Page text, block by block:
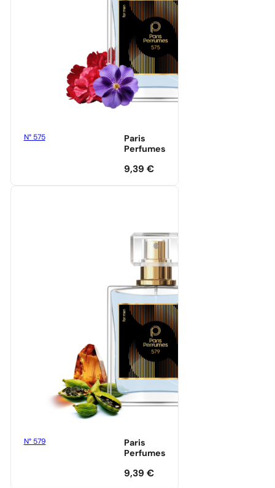
N° 575
Paris
Perfumes
9,39 €
N° 579
Paris
Perfumes
9,39 €